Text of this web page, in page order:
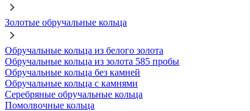
Золотые обручальные кольца
Обручальные кольца из белого золота
Обручальные кольца из золота 585 пробы
Обручальные кольца без камней
Обручальные кольца с камнями
Серебряные обручальные кольца
Помолвочные кольца